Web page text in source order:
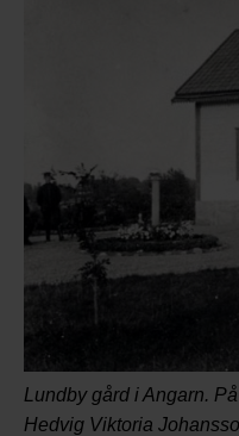
Lundby gård i Angarn.
Hedvig Viktoria